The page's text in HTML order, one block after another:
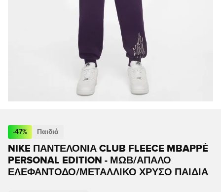
-47% Παιδιά
NIKE ΠΑΝΤΕΛΌΝΙΑ CLUB FLEECE MBAPPÉ
PERSONAL EDITION - ΜΩΒ/ΑΠΑΛΌ
ΕΛΕΦΑΝΤΌΔΟ/ΜΕΤΑΛΛΙΚΌ ΧΡΥΣΌ ΠΑΙΔΙΆ